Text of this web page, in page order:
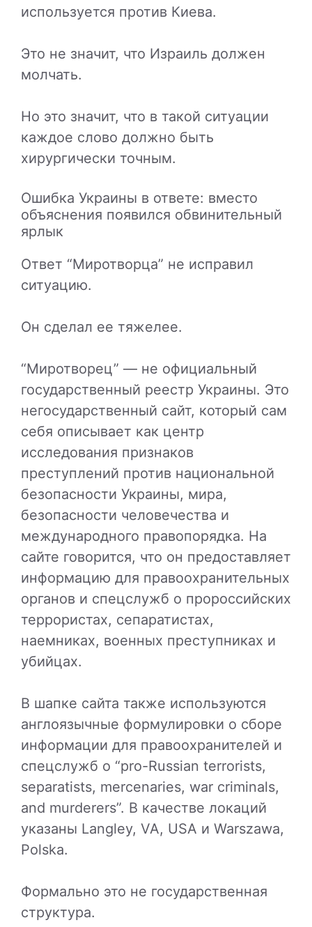
используется против Киева.
Это не значит, что Израиль должен
молчать.
Но это значит, что в такой ситуации
каждое слово должно быть
хирургически точным.
Ошибка Украины в ответе: вместо
объяснения появился обвинительный
ярлык
Ответ “Миротворца” не исправил
ситуацию.
Он сделал ее тяжелее.
“Миротворец” — не официальный
государственный реестр Украины. Это
негосударственный сайт, который сам
себя описывает как центр
исследования признаков
преступлений против национальной
безопасности Украины, мира,
безопасности человечества и
международного правопорядка. На
сайте говорится, что он предоставляет
информацию для правоохранительных
органов и спецслужб о пророссийских
террористах, сепаратистах,
наемниках, военных преступниках и
убийцах.
В шапке сайта также используются
англоязычные формулировки о сборе
информации для правоохранителей и
спецслужб о “pro-Russian terrorists,
separatists, mercenaries, war criminals,
and murderers”. В качестве локаций
указаны Langley, VA, USA и Warszawa,
Polska.
Формально это не государственная
структура.